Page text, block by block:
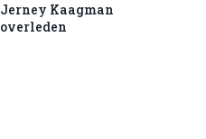
Jerney Kaagman
overleden